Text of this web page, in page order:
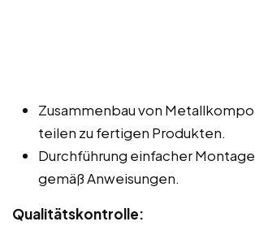
Zusammenbau von
teilen zu fertigen Produkten.
Durchführung einfacher
gemäß Anweisungen.
Qualitätskontrolle: